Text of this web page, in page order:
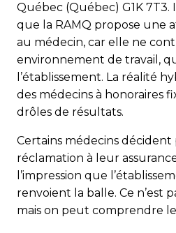
Québec (Québec) G1K
que la RAMQ propose une
au médecin, car elle ne
environnement de travail,
l’établissement. La réalité
des médecins à honoraires
drôles de résultats.
Certains médecins
réclamation à leur
l’impression que
renvoient la balle. Ce n’est
mais on peut comprendre